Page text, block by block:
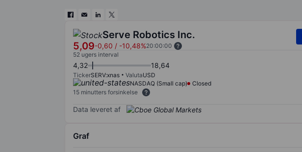
Serve Robotics Inc.
5,09-0,60 / -10,48%20:00:00
52 ugers interval
4,32 18,64
TickerSERV:xnas ValutaUSD
NASDAQ (Small cap)
Closed
15 minutters forsinkelse
Data leveret af
Graf